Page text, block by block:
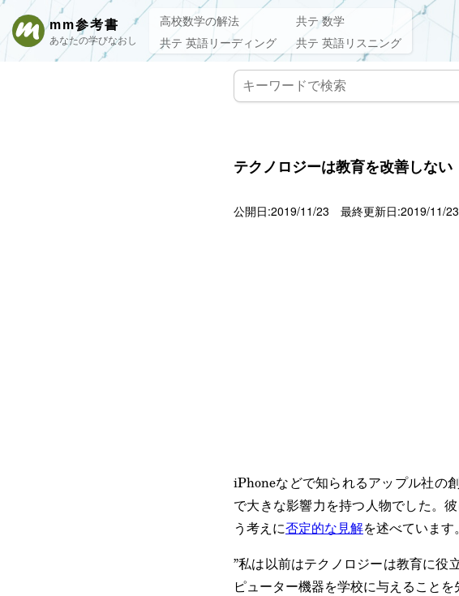
mm参考書
あなたの学びなおし
高校数学の解法
共テ 数学
共テ 英語リーディング
共テ 英語リスニング
テクノロジーは教育を改善しな
公開日:2019/11/23 最終更新日:2019/11/23
iPhoneなどで知られるアップル社の
で大きな影響力を持つ人物でした。
う考えに否定的な見解を述べています。
”私は以前はテクノロジーは教育に役
ピューター機器を学校に与えること